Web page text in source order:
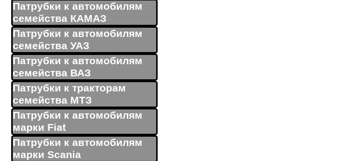
Патрубки к автомобилям
семейства КАМАЗ
Патрубки к автомобилям
семейства УАЗ
Патрубки к автомобилям
семейства ВАЗ
Патрубки к тракторам
семейства МТЗ
Патрубки к автомобилям
марки Fiat
Патрубки к автомобилям
марки Scania